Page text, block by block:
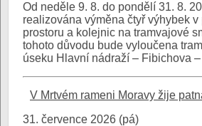
Od neděle 9. 8. do pondělí 31. 8.
realizována výměna čtyř výhybek
prostoru a kolejnic na tramvajové
tohoto důvodu bude vyloučena
úseku Hlavní nádraží – Fibichova
V Mrtvém rameni Moravy žije
31. července 2026 (pá)